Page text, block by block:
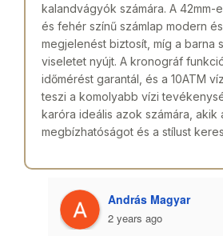
kalandvágyók számára. A 42mm-
és fehér színű számlap modern
megjelenést biztosít, míg a barna
viseletet nyújt. A kronográf
időmérést garantál, és a 10ATM
teszi a komolyabb vízi
karóra ideális azok számára, akik
megbízhatóságot és a stílust
András Magyar
2 years ago